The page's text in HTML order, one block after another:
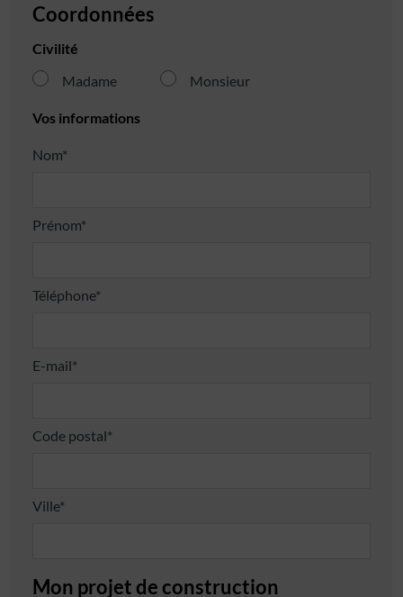
Coordonnées
Civilité
Madame
Monsieur
Vos informations
Nom*
Prénom*
Téléphone*
E-mail*
Code postal*
Ville*
Mon projet de construction